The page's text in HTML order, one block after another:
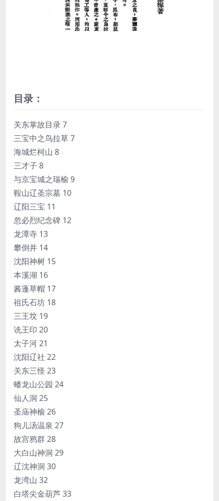
目录：
关东掌故目录 7
三宝中之鸟拉草 7
海城烂柯山 8
三才子 8
与京宝城之瑞榆 9
鞍山辽圣宗墓 10
辽阳三宝 11
忽必烈纪念碑 12
龙潭寺 13
攀倒井 14
沈阳神树 15
本溪湖 16
酱蓬草帽 17
祖氏石坊 18
三王坟 19
诜王印 20
太子河 21
沈阳辽社 22
关东三怪 23
蟠龙山公园 24
仙人洞 25
圣庙神榆 26
狗儿汤温泉 27
故宫鸦群 28
大白山神洞 29
辽沈神洞 30
龙湾山 32
白塔尖金葫芦 33